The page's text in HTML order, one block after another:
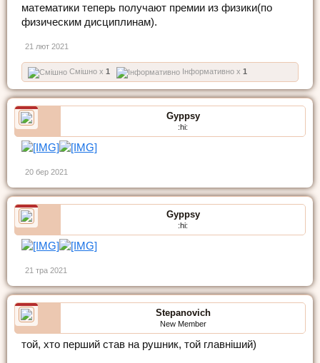
математики теперь получают премии из физики(по
физическим дисциплинам).
21 лют 2021
Смішно x 1 Інформативно x 1
Gyppsy
:hi:
20 бер 2021
Gyppsy
:hi:
21 тра 2021
Stepanovich
New Member
той, хто перший став на рушник, той главніший)